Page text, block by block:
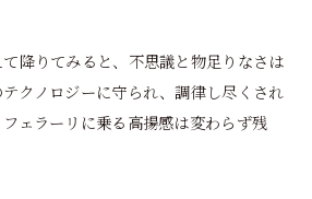
降りてみると、不思議と物足りなさは
クノロジーに守られ、調律し尽くされ
ェラーリに乗る高揚感は変わらず残